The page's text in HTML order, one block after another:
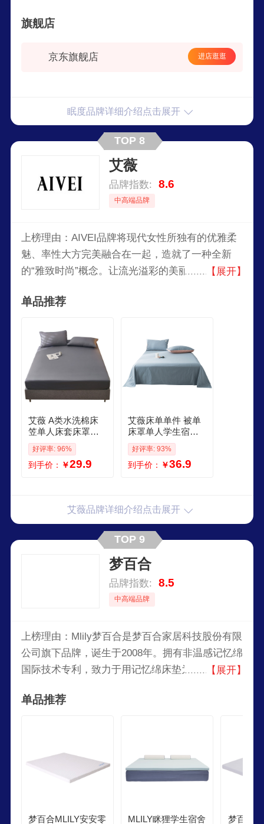
的护理解决方案。回归本源，专注细节，做可感知
理念。
旗舰店
京东旗舰店 进店逛逛
眠度品牌详细介绍点击展开
TOP 8
艾薇
品牌指数: 8.6
中高端品牌
上榜理由：AIVEI品牌将现代女性所独有的优雅柔
魅、率性大方完美融合在一起，造就了一种全新
的“雅致时尚”概念。让流光溢彩的美丽蔚然成风，
标。
【展开】
单品推荐
艾薇 A类水洗棉床
笠单人床套床罩磨
毛床垫保护套适用1
5m床 极速灰
好评率: 96%
到手价： ￥29.9
艾薇床单单件 被单
床罩单人学生宿舍
床垫保护罩 牛仔蓝
230250cm
好评率: 93%
到手价： ￥36.9
艾薇品牌详细介绍点击展开
TOP 9
梦百合
品牌指数: 8.5
中高端品牌
上榜理由：Mlily梦百合是梦百合家居科技股份有限
公司旗下品牌，诞生于2008年。拥有非温感记忆绵
国际技术专利，致力于用记忆绵床垫为人类带来婴
床垫及枕类产品合作伙伴，中国国家围棋队舒压产
【展开】
单品推荐
梦百合MLILY安安零
MLILY眯狸学生宿舍
梦百合